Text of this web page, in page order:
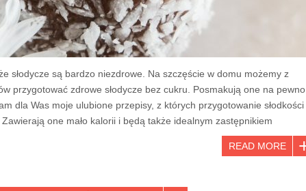
słodycze są bardzo niezdrowe. Na szczęście w domu możemy z
przygotować zdrowe słodycze bez cukru. Posmakują one na pewno
dla Was moje ulubione przepisy, z których przygotowanie słodkości
Zawierają one mało kalorii i będą także idealnym zastępnikiem
READ MORE